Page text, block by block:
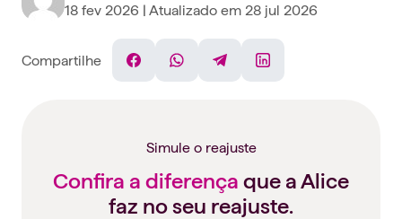
18 fev 2026 | Atualizado em 28 jul 2026
Compartilhe
FacebookWhatsAppTelegramLinkedin
Simule o reajuste
Confira a diferença que a Alice
faz no seu reajuste.